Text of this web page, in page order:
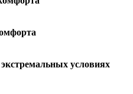
условиях